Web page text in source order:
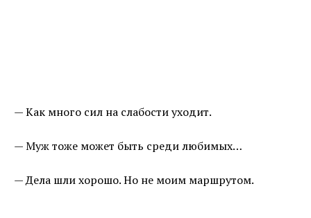
— Как много сил на слабости уходит.
— Муж тоже может быть среди любимых…
— Дела шли хорошо. Но не моим маршрутом.